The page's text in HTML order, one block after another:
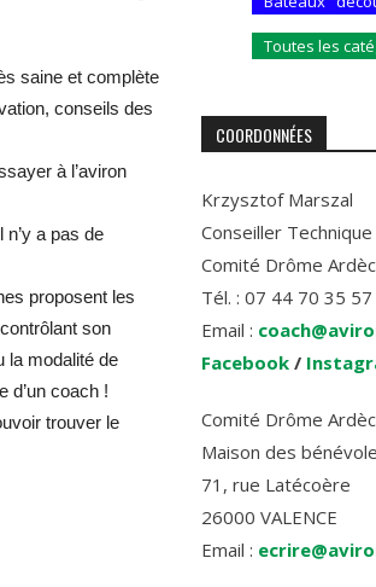
saine et complète
conseils des
à l’aviron
n’y a pas de
proposent les
son
la modalité de
d’un coach !
trouver le
Toutes les
COORDONNÉES
Krzysztof Marszal
Conseiller
Comité Drôme
Tél. : 07 44 70 35 57
Email :
Facebook/
Comité Drôme
Maison des
71, rue Latécoère
26000 VALENCE
Email :